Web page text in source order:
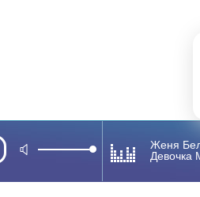
Женя
Девочка